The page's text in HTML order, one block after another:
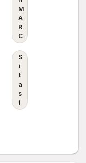
M
A
R
C
S
i
t
a
s
i